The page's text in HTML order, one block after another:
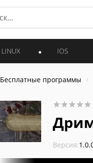
LINUX IOS
Бесплатные программы
Версия: